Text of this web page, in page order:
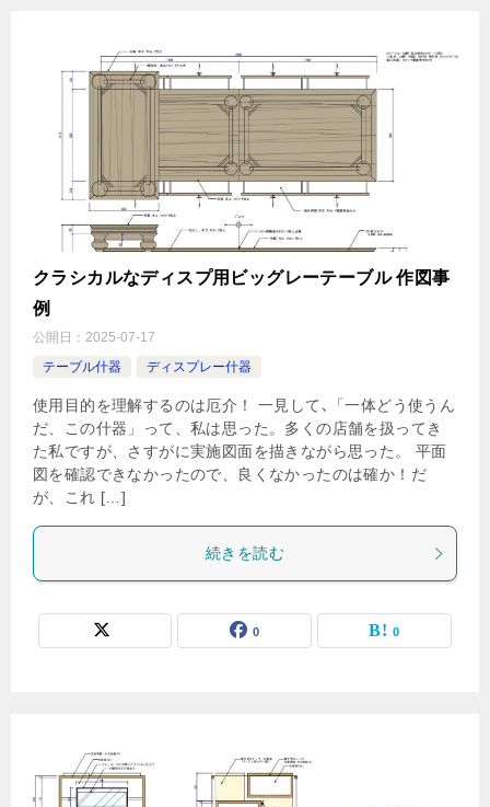
クラシカルなディスプ用ビッグレーテーブル 作図事
例
公開日： 2025-07-17
テーブル什器
ディスプレー什器
使用目的を理解するのは厄介！ 一見して､「一体どう使うん
だ、この什器」って、私は思った。多くの店舗を扱ってき
た私ですが、さすがに実施図面を描きながら思った。 平面
図を確認できなかったので、良くなかったのは確か！だ
が、これ […]
続きを読む
0 0